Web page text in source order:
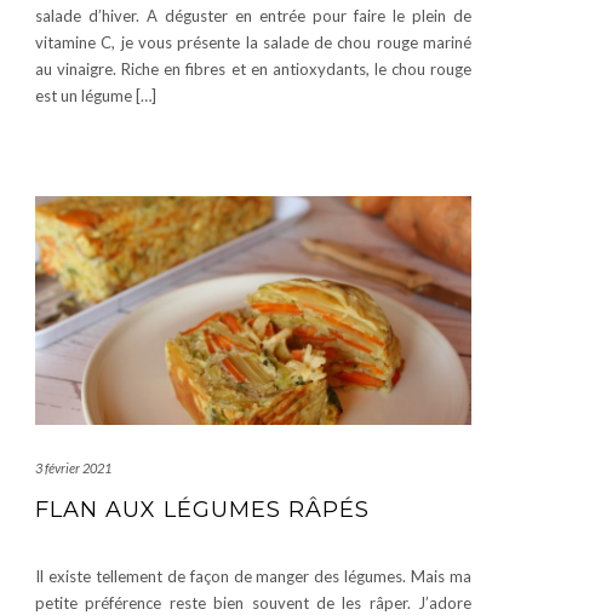
salade d’hiver. A déguster en entrée pour faire le plein de
vitamine C, je vous présente la salade de chou rouge mariné
au vinaigre. Riche en fibres et en antioxydants, le chou rouge
est un légume […]
3 février 2021
FLAN AUX LÉGUMES RÂPÉS
Il existe tellement de façon de manger des légumes. Mais ma
petite préférence reste bien souvent de les râper. J’adore